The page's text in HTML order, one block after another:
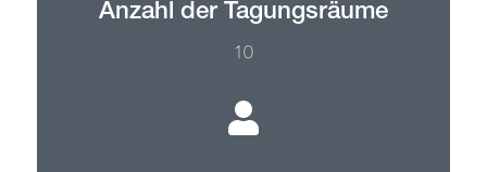
Anzahl der Tagungsräume
10